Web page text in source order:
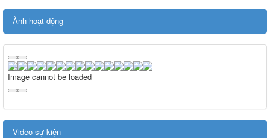
Ảnh hoạt động
Image cannot be loaded
Video sự kiện